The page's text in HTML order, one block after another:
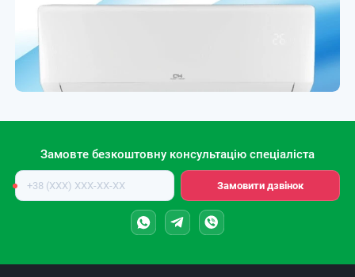
Замовте безкоштовну консультацію спеціаліста
Номер
телефону
Замовити дзвінок